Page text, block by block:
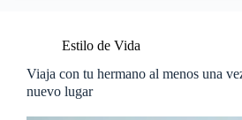
Estilo de Vida
Viaja con tu hermano al menos una
nuevo lugar